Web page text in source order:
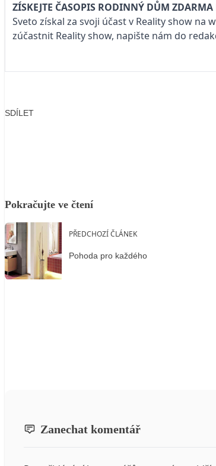
ZÍSKEJTE ČASOPIS RODINNÝ DŮM ZDARMA
Sveto získal za svoji účast v Reality show na
zúčastnit Reality show, napište nám do
SDÍLET
Pokračujte ve čtení
PŘEDCHOZÍ ČLÁNEK
Pohoda pro každého
Zanechat komentář